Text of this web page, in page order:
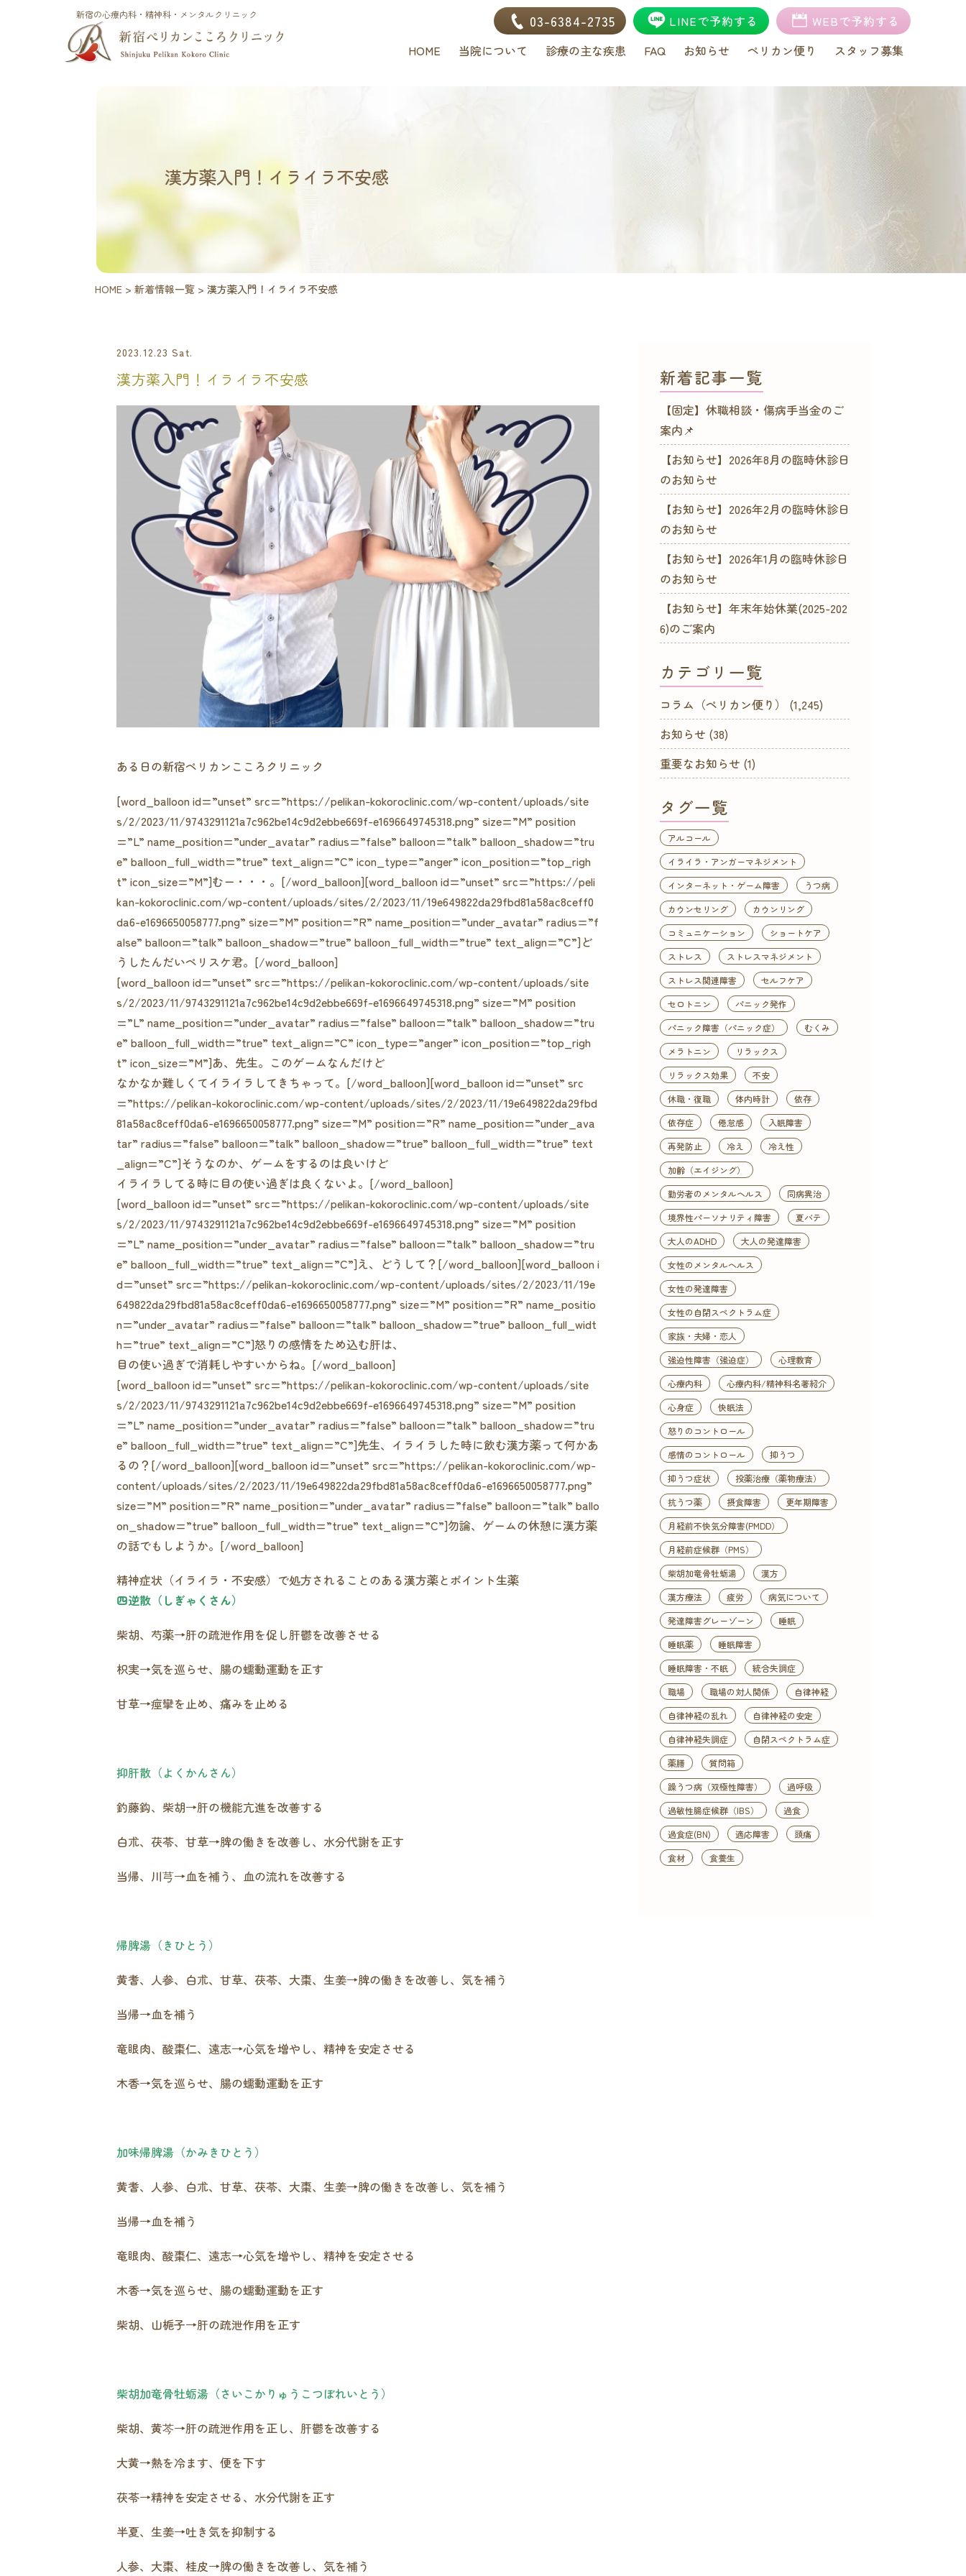
新宿の心療内科・精神科・メンタルクリニック 03-6384-2735 LINEで予約する
WEBで予約する
HOME
当院について 診療の主な疾患 FAQ お知らせ ペリカン便り スタッフ募集
漢方薬入門！イライラ不安感
HOME > 新着情報一覧 > 漢方薬入門！イライラ不安感
2023.12.23 Sat.
漢方薬入門！イライラ不安感
ある日の新宿ペリカンこころクリニック
[word_balloon id=”unset” src=”https://pelikan-kokoroclinic.com/wp-content/uploads/site
s/2/2023/11/9743291121a7c962be14c9d2ebbe669f-e1696649745318.png” size=”M” position
=”L” name_position=”under_avatar” radius=”false” balloon=”talk” balloon_shadow=”tru
e” balloon_full_width=”true” text_align=”C” icon_type=”anger” icon_position=”top_righ
t” icon_size=”M”]むー・・・。[/word_balloon][word_balloon id=”unset” src=”https://peli
kan-kokoroclinic.com/wp-content/uploads/sites/2/2023/11/19e649822da29fbd81a58ac8ceff0
da6-e1696650058777.png” size=”M” position=”R” name_position=”under_avatar” radius=”f
alse” balloon=”talk” balloon_shadow=”true” balloon_full_width=”true” text_align=”C”]ど
うしたんだいペリスケ君。[/word_balloon]
[word_balloon id=”unset” src=”https://pelikan-kokoroclinic.com/wp-content/uploads/site
s/2/2023/11/9743291121a7c962be14c9d2ebbe669f-e1696649745318.png” size=”M” position
=”L” name_position=”under_avatar” radius=”false” balloon=”talk” balloon_shadow=”tru
e” balloon_full_width=”true” text_align=”C” icon_type=”anger” icon_position=”top_righ
t” icon_size=”M”]あ、先生。このゲームなんだけど
なかなか難しくてイライラしてきちゃって。[/word_balloon][word_balloon id=”unset” src
=”https://pelikan-kokoroclinic.com/wp-content/uploads/sites/2/2023/11/19e649822da29fbd
81a58ac8ceff0da6-e1696650058777.png” size=”M” position=”R” name_position=”under_ava
tar” radius=”false” balloon=”talk” balloon_shadow=”true” balloon_full_width=”true” text
_align=”C”]そうなのか、ゲームをするのは良いけど
イライラしてる時に目の使い過ぎは良くないよ。[/word_balloon]
[word_balloon id=”unset” src=”https://pelikan-kokoroclinic.com/wp-content/uploads/site
s/2/2023/11/9743291121a7c962be14c9d2ebbe669f-e1696649745318.png” size=”M” position
=”L” name_position=”under_avatar” radius=”false” balloon=”talk” balloon_shadow=”tru
e” balloon_full_width=”true” text_align=”C”]え、どうして？[/word_balloon][word_balloon i
d=”unset” src=”https://pelikan-kokoroclinic.com/wp-content/uploads/sites/2/2023/11/19e
649822da29fbd81a58ac8ceff0da6-e1696650058777.png” size=”M” position=”R” name_positio
n=”under_avatar” radius=”false” balloon=”talk” balloon_shadow=”true” balloon_full_widt
h=”true” text_align=”C”]怒りの感情をため込む肝は、
目の使い過ぎで消耗しやすいからね。[/word_balloon]
[word_balloon id=”unset” src=”https://pelikan-kokoroclinic.com/wp-content/uploads/site
s/2/2023/11/9743291121a7c962be14c9d2ebbe669f-e1696649745318.png” size=”M” position
=”L” name_position=”under_avatar” radius=”false” balloon=”talk” balloon_shadow=”tru
e” balloon_full_width=”true” text_align=”C”]先生、イライラした時に飲む漢方薬って何かあ
るの？[/word_balloon][word_balloon id=”unset” src=”https://pelikan-kokoroclinic.com/wp-
content/uploads/sites/2/2023/11/19e649822da29fbd81a58ac8ceff0da6-e1696650058777.png”
size=”M” position=”R” name_position=”under_avatar” radius=”false” balloon=”talk” ballo
on_shadow=”true” balloon_full_width=”true” text_align=”C”]勿論、ゲームの休憩に漢方薬
の話でもしようか。[/word_balloon]
精神症状（イライラ・不安感）で処方されることのある漢方薬とポイント生薬
四逆散（しぎゃくさん）
柴胡、芍薬→肝の疏泄作用を促し肝鬱を改善させる
枳実→気を巡らせ、腸の蠕動運動を正す
甘草→痙攣を止め、痛みを止める
抑肝散（よくかんさん）
釣藤鈎、柴胡→肝の機能亢進を改善する
白朮、茯苓、甘草→脾の働きを改善し、水分代謝を正す
当帰、川芎→血を補う、血の流れを改善する
帰脾湯（きひとう）
黄耆、人参、白朮、甘草、茯苓、大棗、生姜→脾の働きを改善し、気を補う
当帰→血を補う
竜眼肉、酸棗仁、遠志→心気を増やし、精神を安定させる
木香→気を巡らせ、腸の蠕動運動を正す
加味帰脾湯（かみきひとう）
黄耆、人参、白朮、甘草、茯苓、大棗、生姜→脾の働きを改善し、気を補う
当帰→血を補う
竜眼肉、酸棗仁、遠志→心気を増やし、精神を安定させる
木香→気を巡らせ、腸の蠕動運動を正す
柴胡、山梔子→肝の疏泄作用を正す
柴胡加竜骨牡蛎湯（さいこかりゅうこつぼれいとう）
柴胡、黄芩→肝の疏泄作用を正し、肝鬱を改善する
大黄→熱を冷ます、便を下す
茯苓→精神を安定させる、水分代謝を正す
半夏、生姜→吐き気を抑制する
人参、大棗、桂皮→脾の働きを改善し、気を補う
新着記事一覧
【固定】休職相談・傷病手当金のご
案内📌
【お知らせ】2026年8月の臨時休診日
のお知らせ
【お知らせ】2026年2月の臨時休診日
のお知らせ
【お知らせ】2026年1月の臨時休診日
のお知らせ
【お知らせ】年末年始休業(2025-202
6)のご案内
カテゴリ一覧
コラム（ペリカン便り）
(1,245)
お知らせ (38)
重要なお知らせ (1)
タグ一覧
アルコール
イライラ・アンガーマネジメント
インターネット・ゲーム障害
うつ病
カウンセリング
カウンリング
コミュニケーション
ショートケア
ストレス
ストレスマネジメント
ストレス関連障害
セルフケア
セロトニン
パニック発作
パニック障害（パニック症）
むくみ
メラトニン
リラックス
リラックス効果
不安
休職・復職
体内時計
依存
依存症
倦怠感
入眠障害
再発防止
冷え
冷え性
加齢（エイジング）
勤労者のメンタルヘルス
同病異治
境界性パーソナリティ障害
夏バテ
大人のADHD
大人の発達障害
女性のメンタルヘルス
女性の発達障害
女性の自閉スペクトラム症
家族・夫婦・恋人
強迫性障害（強迫症）
心理教育
心療内科
心療内科/精神科名著紹介
心身症
快眠法
怒りのコントロール
感情のコントロール
抑うつ
抑うつ症状
投薬治療（薬物療法）
抗うつ薬
摂食障害
更年期障害
月経前不快気分障害(PMDD）
月経前症候群（PMS）
柴胡加竜骨牡蛎湯
漢方
漢方療法
疲労
病気について
発達障害グレーゾーン
睡眠
睡眠薬
睡眠障害
睡眠障害・不眠
統合失調症
職場
職場の対人関係
自律神経
自律神経の乱れ
自律神経の安定
自律神経失調症
自閉スペクトラム症
薬膳
質問箱
躁うつ病（双極性障害）
過呼吸
過敏性腸症候群（IBS）
過食
過食症(BN)
適応障害
頭痛
食材
食養生